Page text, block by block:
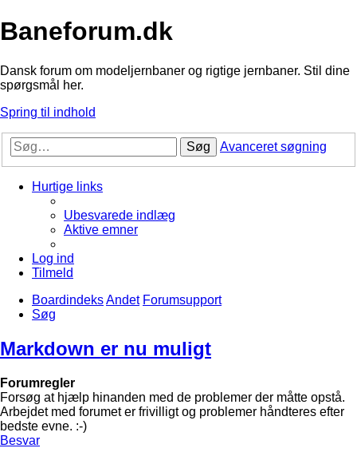
Baneforum.dk
Dansk forum om modeljernbaner og rigtige jernbaner. Stil dine
spørgsmål her.
Spring til indhold
Søg Avanceret søgning
Hurtige links
Ubesvarede indlæg
Aktive emner
Log ind
Tilmeld
BoardindeksAndet Forumsupport
Søg
Markdown er nu muligt
Forumregler
Forsøg at hjælp hinanden med de problemer der måtte opstå.
Arbejdet med forumet er frivilligt og problemer håndteres efter
bedste evne. :-)
Besvar